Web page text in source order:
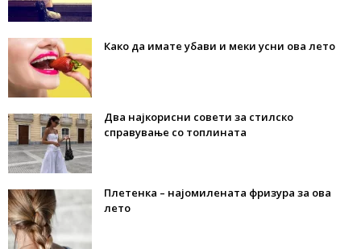
Како да имате убави и меки усни ова лето
Два најкорисни совети за стилско
справување со топлината
Плетенка – најомилената фризура за ова
лето